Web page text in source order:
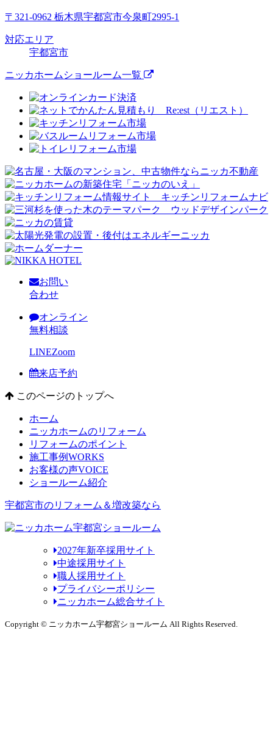
〒321-0962 栃木県宇都宮市今泉町2995-1
対応エリア
宇都宮市
ニッカホームショールーム一覧
お問い
合わせ
オンライン
無料相談
LINEZoom
来店予約
このページのトップへ
ホーム
ニッカホームのリフォーム
リフォームのポイント
施工事例WORKS
お客様の声VOICE
ショールーム紹介
宇都宮市のリフォーム＆増改築なら
2027年新卒採用サイト
中途採用サイト
職人採用サイト
プライバシーポリシー
ニッカホーム総合サイト
Copyright © ニッカホーム宇都宮ショールーム All Rights Reserved.